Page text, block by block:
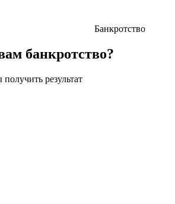
Банкротство
банкротство?
результат